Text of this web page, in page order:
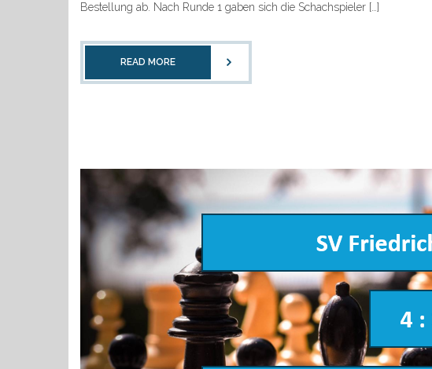
Bestellung ab. Nach Runde 1 gaben sich die Schachspieler […]
READ MORE